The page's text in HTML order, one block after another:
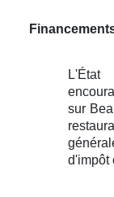
sur
d'impôt